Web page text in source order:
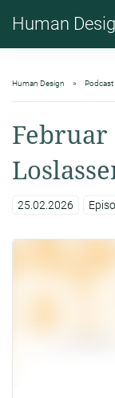
Human
Human Design Podcast
Februar
25.02.2026